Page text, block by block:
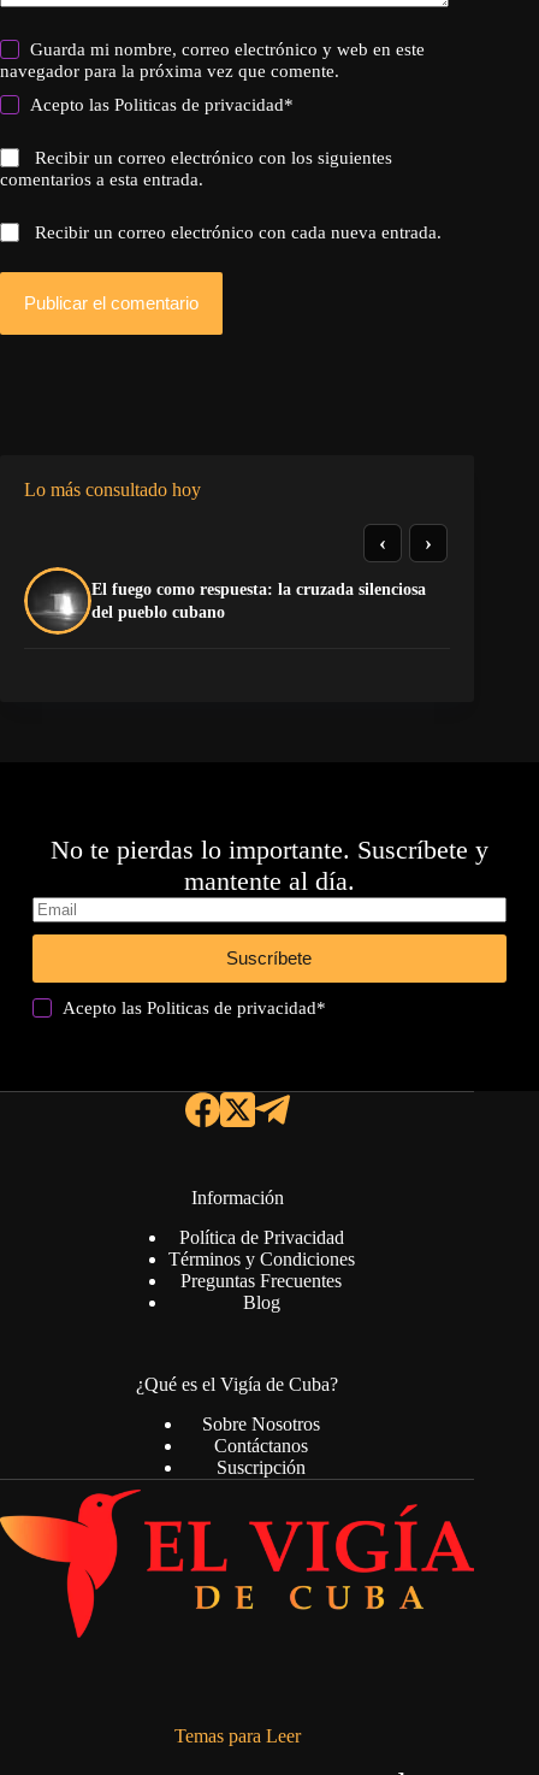
Guarda mi nombre, correo electrónico y web en este
navegador para la próxima vez que comente.
Acepto lasPoliticas de privacidad*
Recibir un correo electrónico con los siguientes
comentarios a esta entrada.
Recibir un correo electrónico con cada nueva entrada.
Publicar el comentario
Lo más consultado hoy
El fuego como respuesta: la cruzada silenciosa
del pueblo cubano
‹ ›
No te pierdas lo importante. Suscríbete y
mantente al día.
Suscríbete
Acepto lasPoliticas de privacidad*
Información
Política de Privacidad
Términos y Condiciones
Preguntas Frecuentes
Blog
¿Qué es el Vigía de Cuba?
Sobre Nosotros
Contáctanos
Suscripción
Temas para Leer